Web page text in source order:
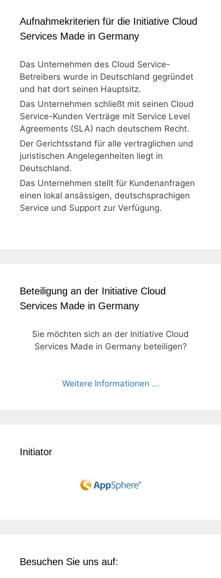
Aufnahmekriterien für die Initiative Cloud
Services Made in Germany
Das Unternehmen des Cloud Service-
Betreibers wurde in Deutschland gegründet
und hat dort seinen Hauptsitz.
Das Unternehmen schließt mit seinen Cloud
Service-Kunden Verträge mit Service Level
Agreements (SLA) nach deutschem Recht.
Der Gerichtsstand für alle vertraglichen und
juristischen Angelegenheiten liegt in
Deutschland.
Das Unternehmen stellt für Kundenanfragen
einen lokal ansässigen, deutschsprachigen
Service und Support zur Verfügung.
Beteiligung an der Initiative Cloud
Services Made in Germany
Sie möchten sich an der Initiative Cloud
Services Made in Germany beteiligen?
Weitere Informationen ...
Initiator
Besuchen Sie uns auf: